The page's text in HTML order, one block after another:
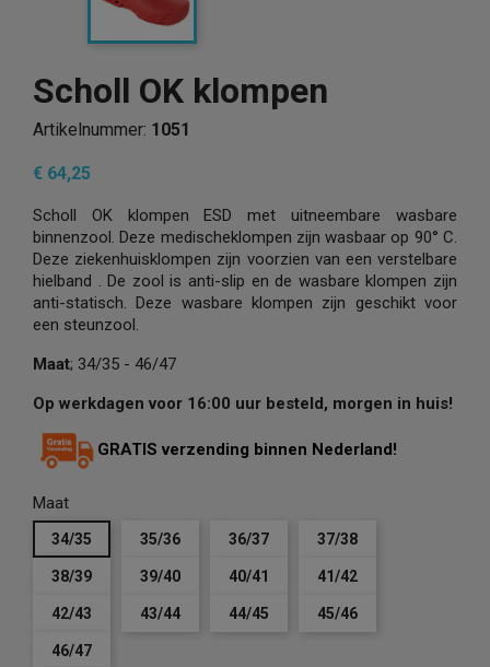
Scholl OK klompen
Artikelnummer: 1051
€ 64,25
Scholl OK klompen ESD met uitneembare wasbare
binnenzool. Deze medischeklompen zijn wasbaar op 90° C.
Deze ziekenhuisklompen zijn voorzien van een verstelbare
hielband . De zool is anti-slip en de wasbare klompen zijn
anti-statisch. Deze wasbare klompen zijn geschikt voor
een steunzool.
Maat; 34/35 - 46/47
Op werkdagen voor 16:00 uur besteld, morgen in huis!
GRATIS verzending binnen Nederland!
Maat
34/35 35/36 36/37 37/38
38/39 39/40 40/41 41/42
42/43 43/44 44/45 45/46
46/47